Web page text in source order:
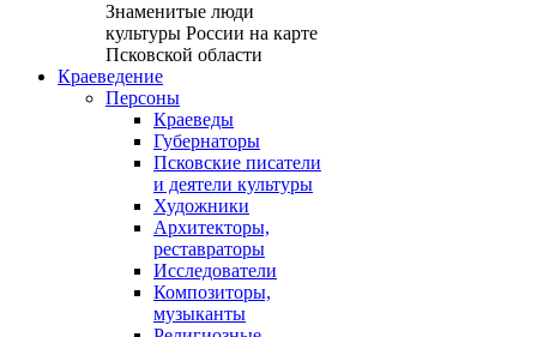
Знаменитые люди
культуры России на карте
Псковской области
Краеведение
Персоны
Краеведы
Губернаторы
Псковские писатели
и деятели культуры
Художники
Архитекторы,
реставраторы
Исследователи
Композиторы,
музыканты